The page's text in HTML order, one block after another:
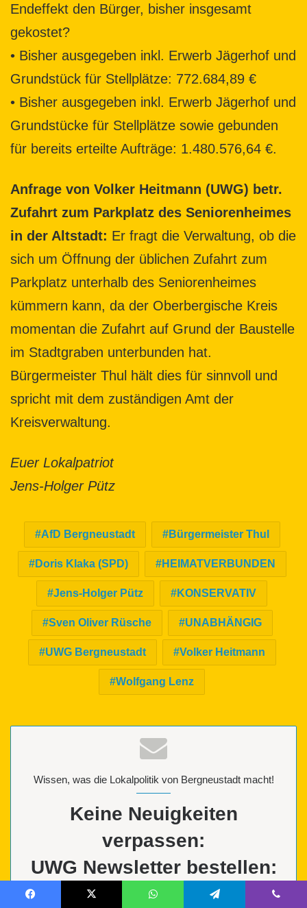
Endeffekt den Bürger, bisher insgesamt
gekostet?
• Bisher ausgegeben inkl. Erwerb Jägerhof und
Grundstück für Stellplätze: 772.684,89 €
• Bisher ausgegeben inkl. Erwerb Jägerhof und
Grundstücke für Stellplätze sowie gebunden
für bereits erteilte Aufträge: 1.480.576,64 €.
Anfrage von Volker Heitmann (UWG) betr.
Zufahrt zum Parkplatz des Seniorenheimes
in der Altstadt: Er fragt die Verwaltung, ob die
sich um Öffnung der üblichen Zufahrt zum
Parkplatz unterhalb des Seniorenheimes
kümmern kann, da der Oberbergische Kreis
momentan die Zufahrt auf Grund der Baustelle
im Stadtgraben unterbunden hat.
Bürgermeister Thul hält dies für sinnvoll und
spricht mit dem zuständigen Amt der
Kreisverwaltung.
Euer Lokalpatriot
Jens-Holger Pütz
AfD Bergneustadt Bürgermeister Thul
Doris Klaka (SPD) HEIMATVERBUNDEN
Jens-Holger Pütz KONSERVATIV
Sven Oliver Rüsche UNABHÄNGIG
UWG Bergneustadt Volker Heitmann
Wolfgang Lenz
Wissen, was die Lokalpolitik von Bergneustadt macht!
Keine Neuigkeiten
verpassen:
UWG Newsletter bestellen:
Mit der Eingabe und dem Absenden meiner